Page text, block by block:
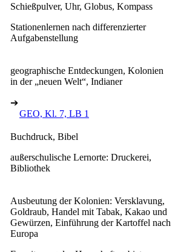
Schießpulver, Uhr, Globus, Kompass
Stationenlernen nach differenzierter
Aufgabenstellung
geographische Entdeckungen, Kolonien
in der „neuen Welt“, Indianer
➔
GEO, Kl. 7, LB 1
Buchdruck, Bibel
außerschulische Lernorte: Druckerei,
Bibliothek
Ausbeutung der Kolonien: Versklavung,
Goldraub, Handel mit Tabak, Kakao und
Gewürzen, Einführung der Kartoffel nach
Europa